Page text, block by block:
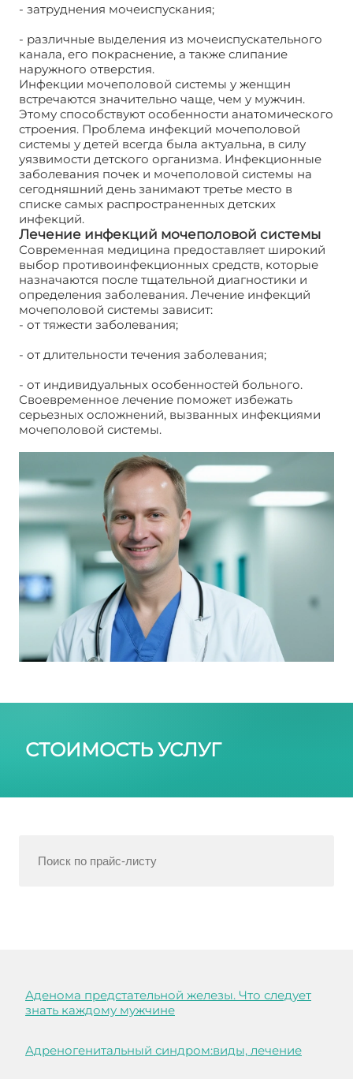
- затруднения мочеиспускания;
- различные выделения из мочеиспускательного
канала, его покраснение, а также слипание
наружного отверстия.
Инфекции мочеполовой системы у женщин
встречаются значительно чаще, чем у мужчин.
Этому способствуют особенности анатомического
строения. Проблема инфекций мочеполовой
системы у детей всегда была актуальна, в силу
уязвимости детского организма. Инфекционные
заболевания почек и мочеполовой системы на
сегодняшний день занимают третье место в
списке самых распространенных детских
инфекций.
Лечение инфекций мочеполовой системы
Современная медицина предоставляет широкий
выбор противоинфекционных средств, которые
назначаются после тщательной диагностики и
определения заболевания. Лечение инфекций
мочеполовой системы зависит:
- от тяжести заболевания;
- от длительности течения заболевания;
- от индивидуальных особенностей больного.
Своевременное лечение поможет избежать
серьезных осложнений, вызванных инфекциями
мочеполовой системы.
СТОИМОСТЬ УСЛУГ
Аденома предстательной железы. Что следует
знать каждому мужчине
Адреногенитальный синдром:виды, лечение